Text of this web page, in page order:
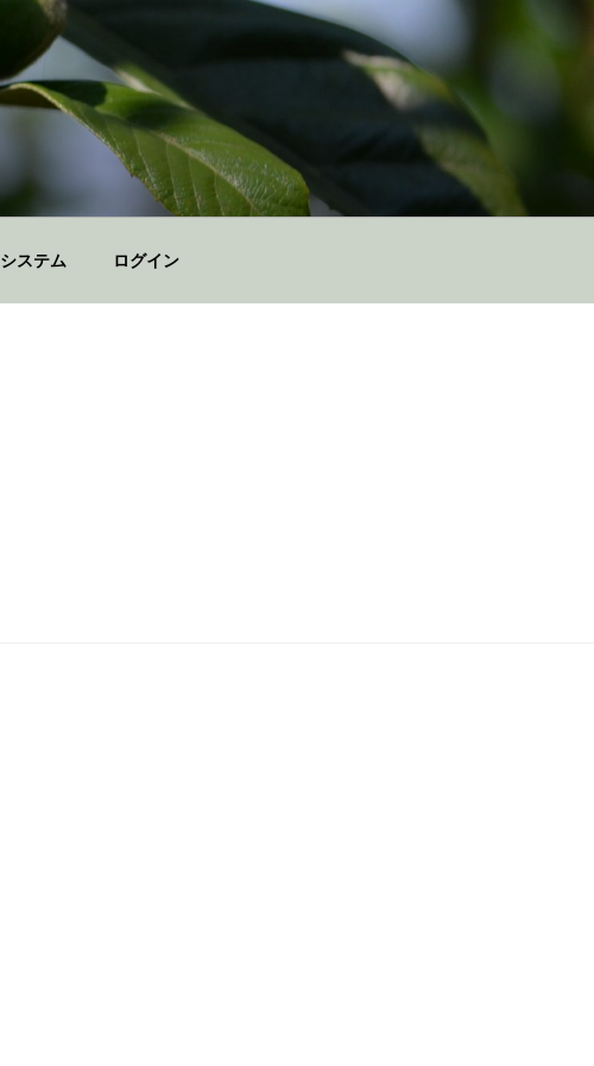
システム ログイン